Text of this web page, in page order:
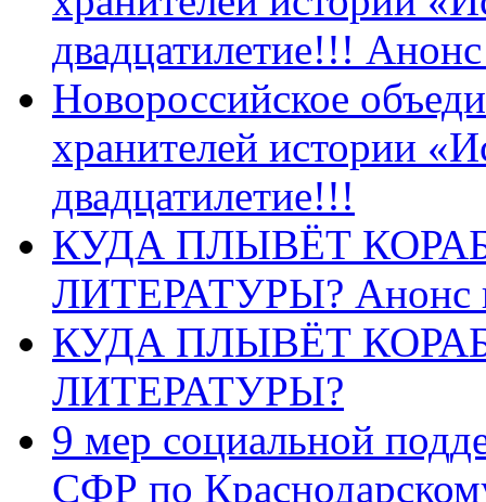
двадцатилетие!!!
Новороссийское
хранителей истории
двадцатилетие!!!
КУДА ПЛЫВЁТ
ЛИТЕРАТУРЫ? Анонс
КУДА ПЛЫВЁТ
ЛИТЕРАТУРЫ?
9 мер социальной
СФР по